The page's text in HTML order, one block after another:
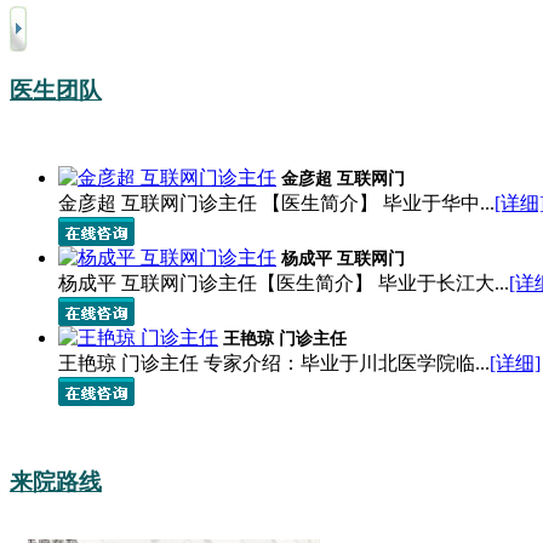
医生团队
金彦超 互联网门
金彦超 互联网门诊主任 【医生简介】 毕业于华中...[详
杨成平 互联网门
杨成平 互联网门诊主任【医生简介】 毕业于长江大...[详
王艳琼 门诊主任
王艳琼 门诊主任 专家介绍：毕业于川北医学院临...[详细]
来院路线